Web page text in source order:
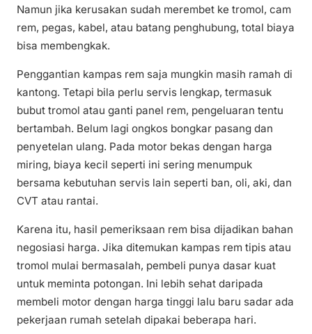
Namun jika kerusakan sudah merembet ke tromol, cam
rem, pegas, kabel, atau batang penghubung, total biaya
bisa membengkak.
Penggantian kampas rem saja mungkin masih ramah di
kantong. Tetapi bila perlu servis lengkap, termasuk
bubut tromol atau ganti panel rem, pengeluaran tentu
bertambah. Belum lagi ongkos bongkar pasang dan
penyetelan ulang. Pada motor bekas dengan harga
miring, biaya kecil seperti ini sering menumpuk
bersama kebutuhan servis lain seperti ban, oli, aki, dan
CVT atau rantai.
Karena itu, hasil pemeriksaan rem bisa dijadikan bahan
negosiasi harga. Jika ditemukan kampas rem tipis atau
tromol mulai bermasalah, pembeli punya dasar kuat
untuk meminta potongan. Ini lebih sehat daripada
membeli motor dengan harga tinggi lalu baru sadar ada
pekerjaan rumah setelah dipakai beberapa hari.